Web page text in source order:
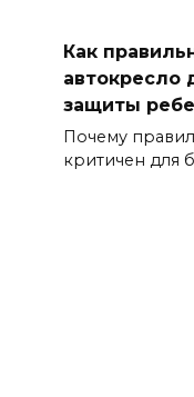
Как
автокресло
защиты
Почему
критичен для